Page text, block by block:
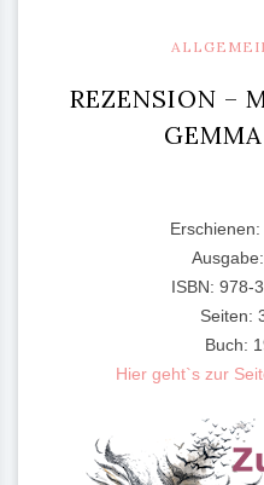
REZENSION –
ISBN: 978-
Seiten:
Buch:
Hier geht`s zur